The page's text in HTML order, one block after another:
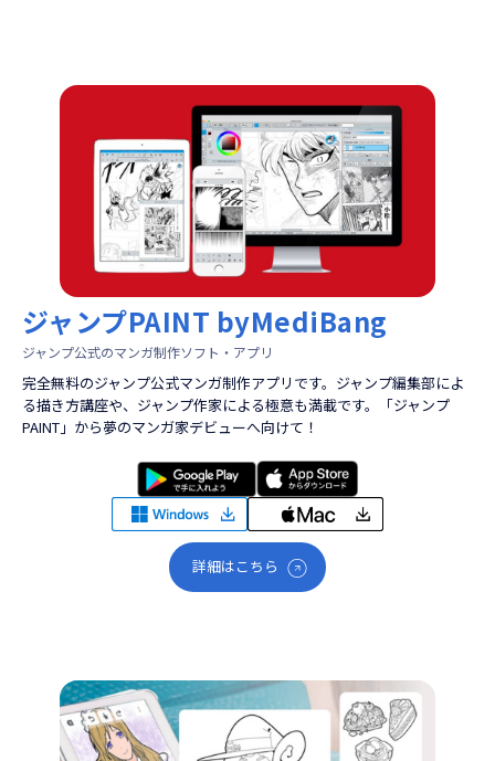
ジャンプPAINT byMediBang
ジャンプ公式のマンガ制作ソフト・アプリ
完全無料のジャンプ公式マンガ制作アプリです。ジャンプ編集部によ
る描き方講座や、ジャンプ作家による極意も満載です。「ジャンプ
PAINT」から夢のマンガ家デビューへ向けて！
詳細はこちら